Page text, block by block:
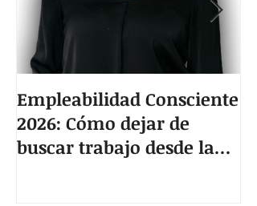
Empleabilidad Consciente
2026: Cómo dejar de
buscar trabajo desde la